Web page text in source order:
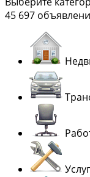
45 697